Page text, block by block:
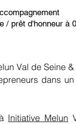
/ prêt d'honneur à
Val de Seine
dans
Initiative Melun